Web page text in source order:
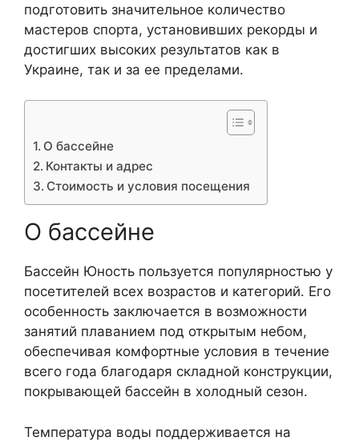
подготовить значительное количество
мастеров спорта, установивших рекорды и
достигших высоких результатов как в
Украине, так и за ее пределами.
О бассейне
Контакты и адрес
Стоимость и условия посещения
О бассейне
Бассейн Юность пользуется популярностью у
посетителей всех возрастов и категорий. Его
особенность заключается в возможности
занятий плаванием под открытым небом,
обеспечивая комфортные условия в течение
всего года благодаря складной конструкции,
покрывающей бассейн в холодный сезон.
Температура воды поддерживается на